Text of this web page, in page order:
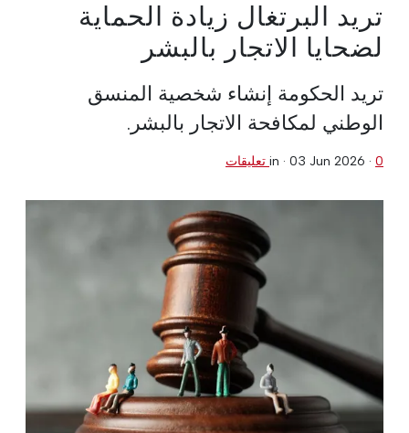
تريد البرتغال زيادة الحماية
لضحايا الاتجار بالبشر
تريد الحكومة إنشاء شخصية المنسق
الوطني لمكافحة الاتجار بالبشر.
in · 03 Jun 2026 · 0 تعليقات